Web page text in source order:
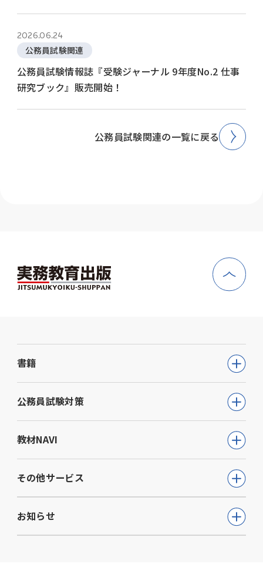
2026.06.24
公務員試験関連
公務員試験情報誌『受験ジャーナル 9年度No.2 仕事
研究ブック』販売開始！
公務員試験関連の一覧に戻る
書籍
公務員試験
教員採用試験
就職・資格・検定
教育・学参
ビジネス
生活実用・教養
心理学
公務員試験対策
公務員試験について知る
通信講座
動画で学ぶ【公務員合格】シリーズ
書籍
模擬試験
教材NAVI
高等学校向け事業
大学・短期大学向け事業
専門学校向け事業
中学校向け事業
その他サービス
ウェルネス(心理検査他)
児童発達支援事業
お知らせ